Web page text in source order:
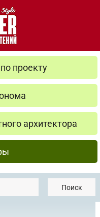
проекту
архитектора
Поиск